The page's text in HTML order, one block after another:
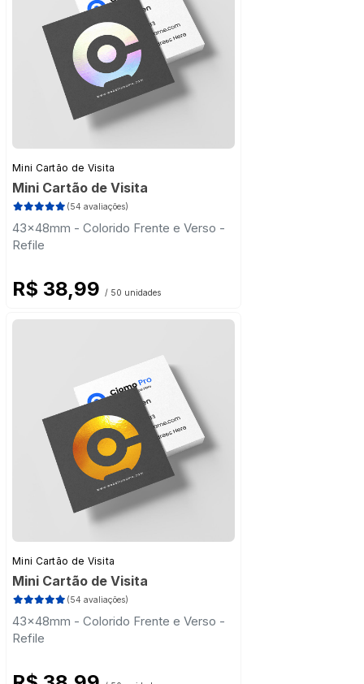
Mini Cartão de Visita
Mini Cartão de Visita
(54 avaliações)
43x48mm - Colorido Frente e Verso -
Refile
R$ 38,99 / 50 unidades
Mini Cartão de Visita
Mini Cartão de Visita
(54 avaliações)
43x48mm - Colorido Frente e Verso -
Refile